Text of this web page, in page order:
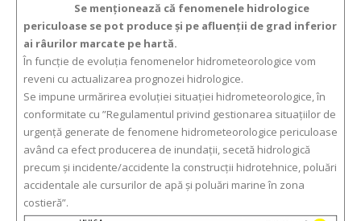
Se menționează că fenomenele hidrologice
periculoase se pot produce şi pe afluenții de grad inferior
ai râurilor marcate pe hartă.
În funcție de evoluția fenomenelor hidrometeorologice vom
reveni cu actualizarea prognozei hidrologice.
Se impune urmărirea evoluției situației hidrometeorologice, în
conformitate cu ”Regulamentul privind gestionarea situaţiilor de
urgenţă generate de fenomene hidrometeorologice periculoase
având ca efect producerea de inundații, secetă hidrologică
precum și incidente/accidente la construcții hidrotehnice, poluări
accidentale ale cursurilor de apă și poluări marine în zona
costieră”.